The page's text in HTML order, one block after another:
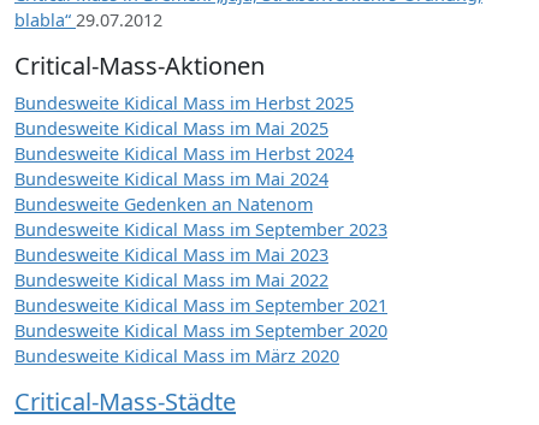
blabla“ 29.07.2012
Critical-Mass-Aktionen
Bundesweite Kidical Mass im Herbst 2025
Bundesweite Kidical Mass im Mai 2025
Bundesweite Kidical Mass im Herbst 2024
Bundesweite Kidical Mass im Mai 2024
Bundesweite Gedenken an Natenom
Bundesweite Kidical Mass im September 2023
Bundesweite Kidical Mass im Mai 2023
Bundesweite Kidical Mass im Mai 2022
Bundesweite Kidical Mass im September 2021
Bundesweite Kidical Mass im September 2020
Bundesweite Kidical Mass im März 2020
Critical-Mass-Städte